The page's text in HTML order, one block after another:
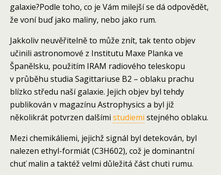
galaxie?Podle toho, co je Vám milejší se dá odpovědět,
že voní buď jako maliny, nebo jako rum.
Jakkoliv neuvěřitelně to může znít, tak tento objev
učinili astronomové z Institutu Maxe Planka ve
Španělsku, použitím IRAM radiového teleskopu
v průběhu studia Sagittariuse B2 – oblaku prachu
blízko středu naší galaxie. Jejich objev byl tehdy
publikován v magazínu Astrophysics a byl již
několikrát potvrzen dalšími studiemi stejného oblaku.
Mezi chemikáliemi, jejichž signál byl detekován, byl
nalezen ethyl-formiát (C3H602), což je dominantní
chuť malin a taktéž velmi důležitá část chuti rumu.